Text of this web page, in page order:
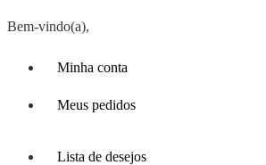
Bem-vindo(a),
Minha conta
Meus pedidos
Lista de desejos